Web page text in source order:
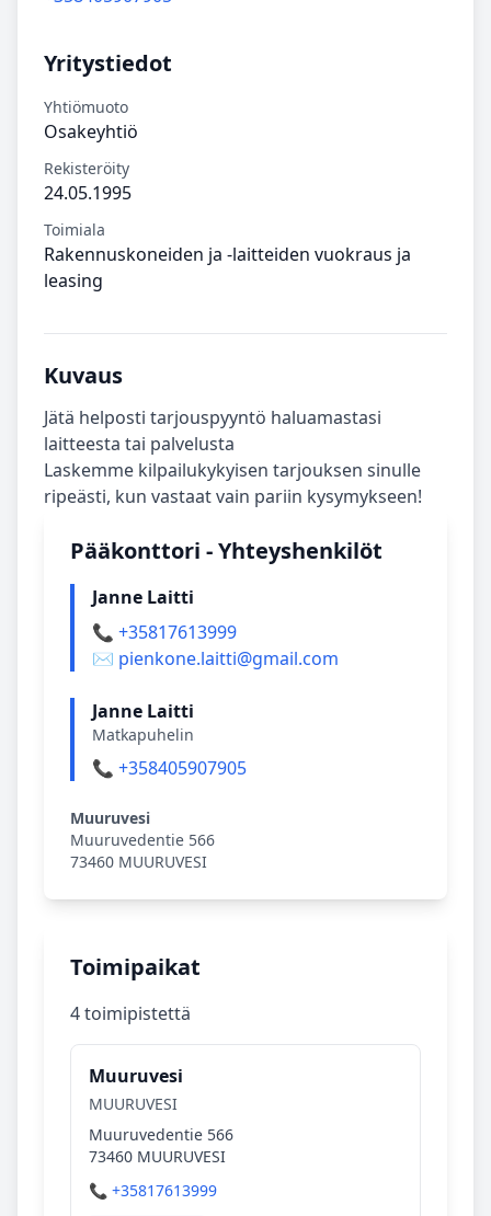
Yritystiedot
Yhtiömuoto
Osakeyhtiö
Rekisteröity
24.05.1995
Toimiala
Rakennuskoneiden ja -laitteiden vuokraus ja
leasing
Kuvaus
Jätä helposti tarjouspyyntö haluamastasi
laitteesta tai palvelusta
Laskemme kilpailukykyisen tarjouksen sinulle
ripeästi, kun vastaat vain pariin kysymykseen!
Pääkonttori - Yhteyshenkilöt
Janne Laitti
📞 +35817613999
✉️ pienkone.laitti@gmail.com
Janne Laitti
Matkapuhelin
📞 +358405907905
Muuruvesi
Muuruvedentie 566
73460 MUURUVESI
Toimipaikat
4 toimipistettä
Muuruvesi
MUURUVESI
Muuruvedentie 566
73460 MUURUVESI
📞 +35817613999